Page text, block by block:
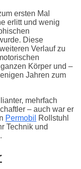
ersten Mal
erlitt und wenig
Diese
Verlauf zu
Körper und –
Jahren zum
mehrfach
– auch war er
Permobil
Rollstuhl
Technik und